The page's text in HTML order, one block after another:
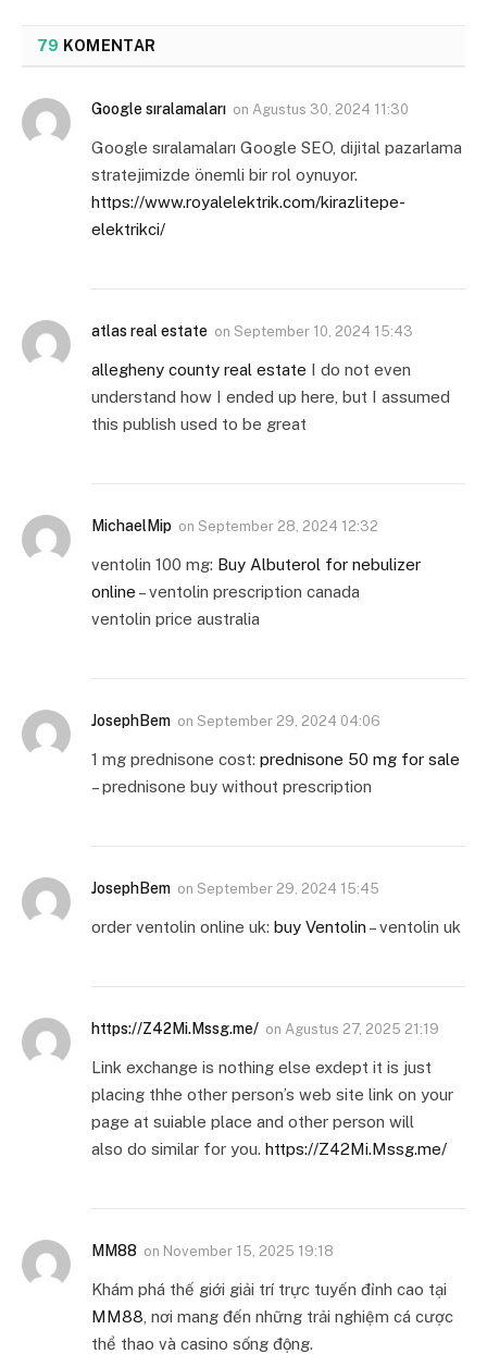
79 KOMENTAR
Google sıralamaları on Agustus 30, 2024 11:30
Google sıralamaları Google SEO, dijital pazarlama
stratejimizde önemli bir rol oynuyor.
https://www.royalelektrik.com/kirazlitepe-
elektrikci/
atlas real estate on September 10, 2024 15:43
allegheny county real estate I do not even
understand how I ended up here, but I assumed
this publish used to be great
MichaelMip on September 28, 2024 12:32
ventolin 100 mg: Buy Albuterol for nebulizer
online – ventolin prescription canada
ventolin price australia
JosephBem on September 29, 2024 04:06
1 mg prednisone cost: prednisone 50 mg for sale
– prednisone buy without prescription
JosephBem on September 29, 2024 15:45
order ventolin online uk: buy Ventolin – ventolin uk
https://Z42Mi.Mssg.me/ on Agustus 27, 2025 21:19
Link exchange is nothing else exdept it is just
placing thhe other person’s web site link on your
page at suiable place and other person will
also do similar for you. https://Z42Mi.Mssg.me/
MM88 on November 15, 2025 19:18
Khám phá thế giới giải trí trực tuyến đỉnh cao tại
MM88 , nơi mang đến những trải nghiệm cá cược
thể thao và casino sống động.